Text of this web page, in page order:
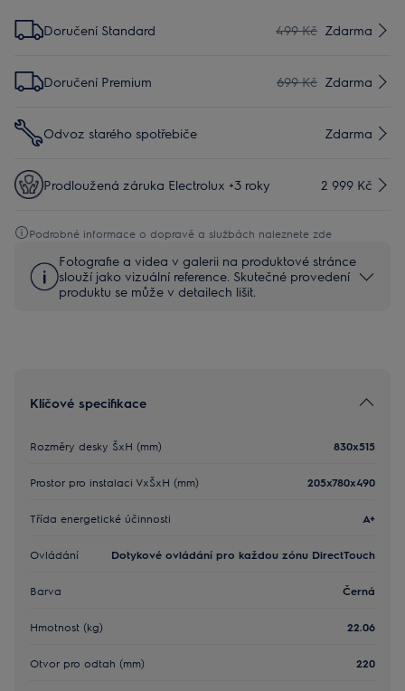
Doručení Standard 499 Kč Zdarma
Doručení Premium 699 Kč Zdarma
Odvoz starého spotřebiče Zdarma
Prodloužená záruka Electrolux +3 roky 2 999 Kč
Podrobné informace o dopravě a službách naleznete zde
Fotografie a videa v galerii na produktové stránce
slouží jako vizuální reference. Skutečné provedení
produktu se může v detailech lišit.
Klíčové specifikace
Rozměry desky ŠxH (mm) 830x515
Prostor pro instalaci VxŠxH (mm) 205x780x490
Třída energetické účinnosti A+
Ovládání Dotykové ovládání pro každou zónu DirectTouch
Barva Černá
Hmotnost (kg) 22.06
Otvor pro odtah (mm) 220